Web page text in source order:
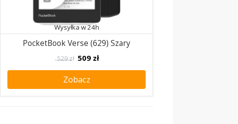
Wysyłka w 24h
PocketBook Verse (629) Szary
529 zł 509 zł
Zobacz